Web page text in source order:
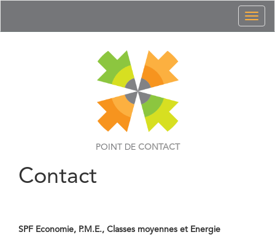
POINT DE CONTACT
Contact
SPF Economie, P.M.E., Classes moyennes et Energie